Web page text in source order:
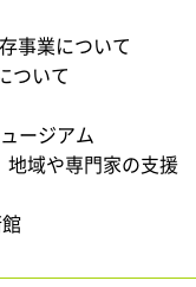
事業について
りについて
ージアム
域や専門家の支援